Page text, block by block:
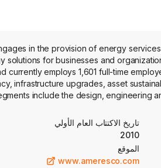
in the provision of energy
solutions for businesses and
currently employs 1,601 full-time
infrastructure upgrades, asset
include the design, engineering
Fuels segment sells electricity and
and provides operations and
تاريخ الاكتتاب العام الأولي
2010
الموقع
www.ameresco.com